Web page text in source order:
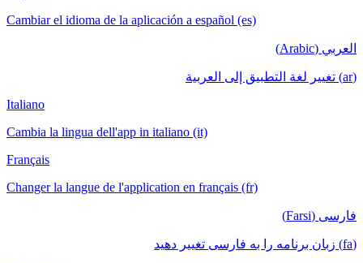
Cambiar el idioma de la aplicación a español (es)
العربي (Arabic)
(ar) تغيير لغة التطبيق إلى العربية
Italiano
Cambia la lingua dell'app in italiano (it)
Français
Changer la langue de l'application en français (fr)
فارسی (Farsi)
(fa) زبان برنامه را به فارسی تغییر دهید